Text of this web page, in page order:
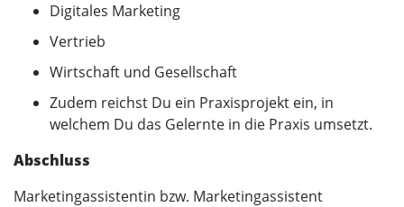
Digitales Marketing
Vertrieb
Wirtschaft und Gesellschaft
Zudem reichst Du ein Praxisprojekt ein, in
welchem Du das Gelernte in die Praxis umsetzt.
Abschluss
Marketingassistentin bzw. Marketingassistent